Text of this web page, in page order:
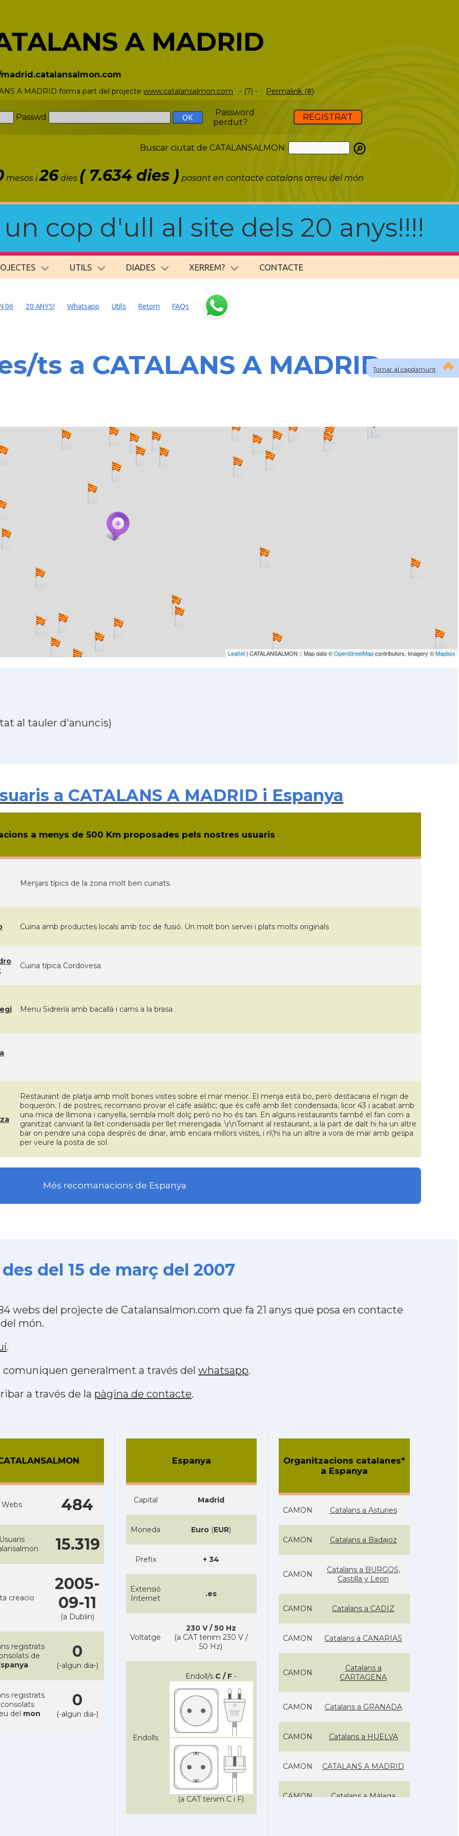
A MADRID
A MADRID forma part del projecte www.catalansalmon.com - (7) - Permalink (#)
Passwd
Password
perdut?
REGISTRA'T
Buscar ciutat de CATALANSALMON:
mesos i26dies ( 7.634 dies ) posant en contacte catalans arreu del món
cop d'ull al site dels 20 anys!!!!
UTILS DIADES XERREM? CONTACTE
Tornar al capdamunt
06 20 ANYS! Whatsapp Utils Retorn FAQs
ts a CATALANS A MADRID
484 webs... un moment si us plau
Leaflet | CATALANSALMON :: Map data ©OpenStreetMapcontributors, Imagery ©Mapbox
al tauler d'anuncis)
a CATALANS A MADRID i Espanya
a menys de 500 Km proposades pels nostres usuaris
Menjars típics de la zona molt ben cuinats.
Cuina amb productes locals amb toc de fusió. Un molt bon servei i plats molts originals
Cuina típica Cordovesa
Menu Sidrería amb bacallà i carns a la brasa
Restaurant de platja amb molt bones vistes sobre el mar menor. El menja està bo, però destacaria el nigiri de
boquerón. I de postres, recomano provar el cafe asiàtic; que és cafè amb llet condensada, licor 43 i acabat amb
una mica de llimona i canyella, sembla molt dolç però no ho és tan. En alguns restaurants també el fan com a
granitzat canviant la llet condensada per llet merengada. \r\nTornant al restaurant, a la part de dalt hi ha un altre
bar on pendre una copa després de dinar, amb encara millors vistes, i n\'hi ha un altre a vora de mar amb gespa
per veure la posta de sol.
Més recomanacions de Espanya
del 15 de març del 2007
webs del projecte de Catalansalmon.com que fa 21 anys que posa en contacte
món.
.
generalment a través del whatsapp.
a través de la pàgina de contacte.
Webs 484
15.319
creacio
2005-
09-11
(a Dublin)
registrats
de
0
(-algun dia-)
registrats
del mon
0
(-algun dia-)
Espanya
Capital Madrid
Moneda Euro(EUR)
Prefix + 34
Extensió
Internet
.es
Voltatge
230 V / 50 Hz
(a CAT tenim 230 V /
50 Hz)
Endolls
Endoll/s C / F-
(a CAT tenim C i F)
Organitzacions catalanes*
a Espanya
CAMON Catalans a Asturies
CAMON Catalans a Badajoz
CAMON
Catalans a BURGOS,
Castilla y Leon
CAMON Catalans a CADIZ
CAMON Catalans a CANARIAS
CAMON
Catalans a
CARTAGENA
CAMON Catalans a GRANADA
CAMON Catalans a HUELVA
CAMON CATALANS A MADRID
CAMON Catalans a Málaga